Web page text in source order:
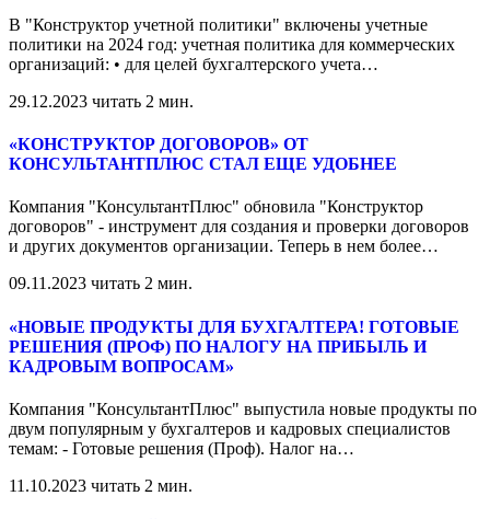
В "Конструктор учетной политики" включены учетные
политики на 2024 год: учетная политика для коммерческих
организаций: • для целей бухгалтерского учета…
29.12.2023 читать 2 мин.
«КОНСТРУКТОР ДОГОВОРОВ» ОТ
КОНСУЛЬТАНТПЛЮС СТАЛ ЕЩЕ УДОБНЕЕ
Компания "КонсультантПлюс" обновила "Конструктор
договоров" - инструмент для создания и проверки договоров
и других документов организации. Теперь в нем более…
09.11.2023 читать 2 мин.
«НОВЫЕ ПРОДУКТЫ ДЛЯ БУХГАЛТЕРА! ГОТОВЫЕ
РЕШЕНИЯ (ПРОФ) ПО НАЛОГУ НА ПРИБЫЛЬ И
КАДРОВЫМ ВОПРОСАМ»
Компания "КонсультантПлюс" выпустила новые продукты по
двум популярным у бухгалтеров и кадровых специалистов
темам: - Готовые решения (Проф). Налог на…
11.10.2023 читать 2 мин.